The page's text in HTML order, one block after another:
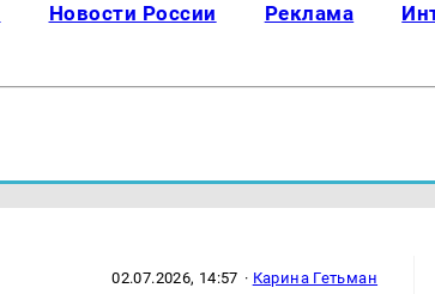
Новости России Реклама
02.07.2026, 14:57 · Карина Гетьман